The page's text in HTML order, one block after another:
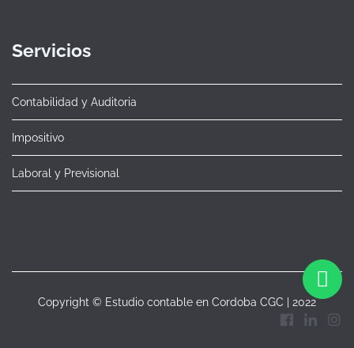
Servicios
Contabilidad y Auditoria
Impositivo
Laboral y Previsional
Copyright © Estudio contable en Cordoba CGC | 2022